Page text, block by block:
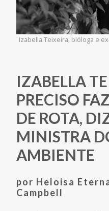
Izabella Teixeira, bióloga e
IZABELLA
PRECISO
DE ROTA,
MINISTRA
AMBIENTE
por Heloisa
Campbell